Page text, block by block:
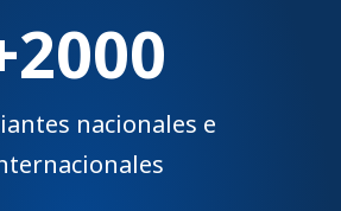
nacionales e